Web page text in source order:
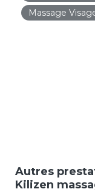
Massage
Autres
Kilizen